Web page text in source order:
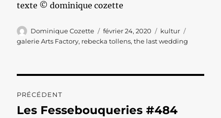
texte © dominique cozette
Auteur
Dominique Cozette
Publié
le
février 24, 2020 Catégories
kultur
galerie Arts Factory, rebecka tollens,the last wedding
de
PRÉCÉDENT
Publication
Les Fessebouqueries #484